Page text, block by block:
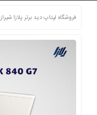
فروشگاه لپتاپ دید برتر پلازا شیراز